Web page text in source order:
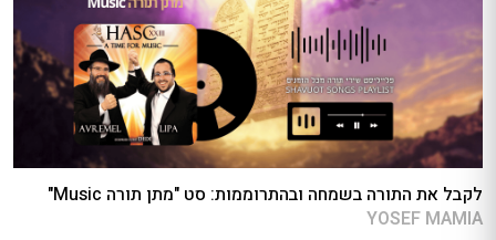
לקבל את התורה בשמחה ובהתרוממות: סט "מתן תורה Music"
YOSEF MAMIA